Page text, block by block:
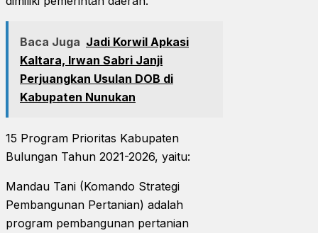
Baca Juga Jadi Korwil Apkasi
Kaltara, Irwan Sabri Janji
Perjuangkan Usulan DOB di
Kabupaten Nunukan
15 Program Prioritas Kabupaten
Bulungan Tahun 2021-2026, yaitu:
Mandau Tani (Komando Strategi
Pembangunan Pertanian) adalah
program pembangunan pertanian